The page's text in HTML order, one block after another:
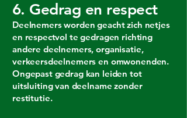
6. Gedrag en respect
Deelnemers worden geacht zich netjes
en respectvol te gedragen richting
andere deelnemers, organisatie,
verkeersdeelnemers en omwonenden.
Ongepast gedrag kan leiden tot
uitsluiting van deelname zonder
restitutie.